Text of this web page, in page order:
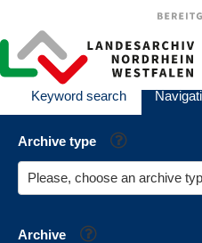
Keyword search
Archive type Help
Please, choose an archive
Archive Help